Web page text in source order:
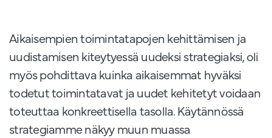
Aikaisempien toimintatapojen kehittämisen ja
uudistamisen kiteytyessä uudeksi strategiaksi, oli
myös pohdittava kuinka aikaisemmat hyväksi
todetut toimintatavat ja uudet kehitetyt voidaan
toteuttaa konkreettisella tasolla. Käytännössä
strategiamme näkyy muun muassa